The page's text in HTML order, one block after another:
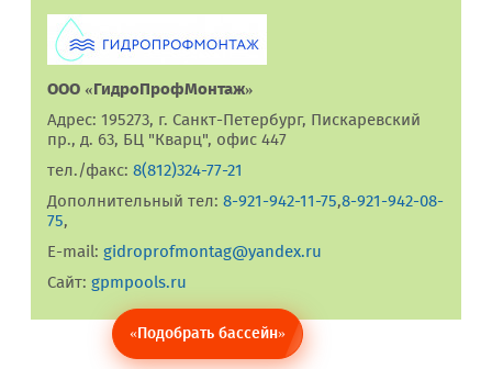
ООО «ГидроПрофМонтаж»
Адрес: 195273, г. Санкт-Петербург, Пискаревский
пр., д. 63, БЦ "Кварц", офис 447
тел./факс: 8(812)324-77-21
Дополнительный тел: 8-921-942-11-75,8-921-942-08-
75,
E-mail: gidroprofmontag@yandex.ru
Сайт: gpmpools.ru
«Подобрать бассейн»